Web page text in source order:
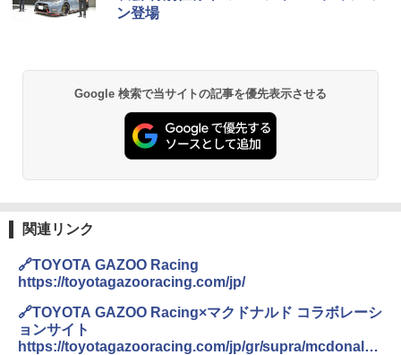
ン登場
Google 検索で当サイトの記事を優先表示させる
関連リンク
🔗TOYOTA GAZOO Racing
https://toyotagazooracing.com/jp/
🔗TOYOTA GAZOO Racing×マクドナルド コラボレーシ
ョンサイト
https://toyotagazooracing.com/jp/gr/supra/mcdonalds